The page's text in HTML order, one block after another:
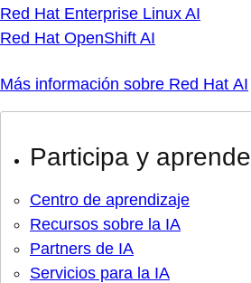
Red Hat Enterprise Linux AI
Red Hat OpenShift AI
Más información sobre Red Hat AI
Participa y aprende
Centro de aprendizaje
Recursos sobre la IA
Partners de IA
Servicios para la IA